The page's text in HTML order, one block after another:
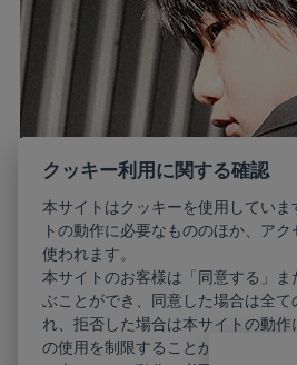
クッキー利用に関する確認
本サイトはクッキーを使用していま
使われます。
本サイトのお客様は「同意する」
ぶことができ、同意した場合は全て
れ、拒否した場合は本サイトの動
の使用を制限することができます。
り本サイトの動作に必要最小限の
ることはありません。